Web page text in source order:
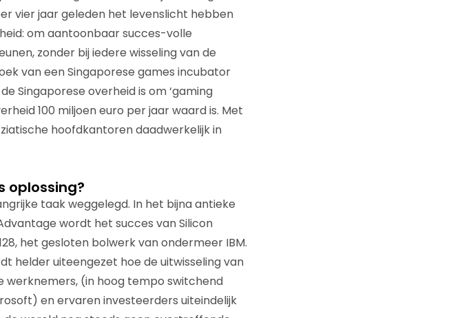
vier jaar geleden het levenslicht hebben
om aantoonbaar succes-volle
zonder bij iedere wisseling van de
van een Singaporese games incubator
Singaporese overheid is om ‘gaming
100 miljoen euro per jaar waard is. Met
hoofdkantoren daadwerkelijk in
oplossing?
taak weggelegd. In het bijna antieke
wordt het succes van Silicon
het gesloten bolwerk van ondermeer IBM.
helder uiteengezet hoe de uitwisseling van
werknemers, (in hoog tempo switchend
en ervaren investeerders uiteindelijk